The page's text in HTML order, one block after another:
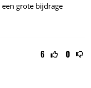
grote bijdrage
6 0